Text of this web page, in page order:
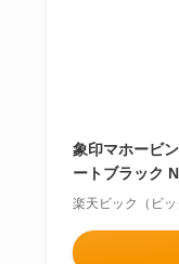
象印マホービ
ートブラック
楽天ビック（ビッ